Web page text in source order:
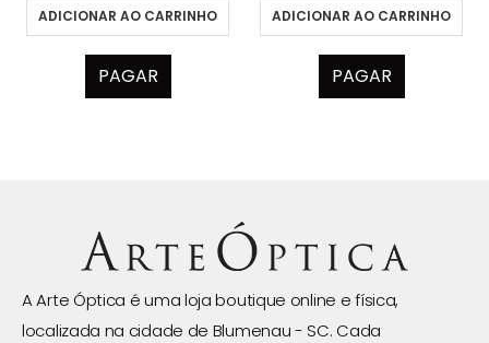
ADICIONAR AO CARRINHO
PAGAR
ADICIONAR AO CARRINHO
PAGAR
A Arte Óptica é uma loja boutique online e física,
localizada na cidade de Blumenau - SC. Cada